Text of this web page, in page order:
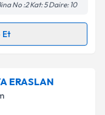
belirtilen
No :2 Kat: 5 Daire: 10
Et
takvimi talebi
almanız için bir
bilgilendireceğiz.
ERASLAN